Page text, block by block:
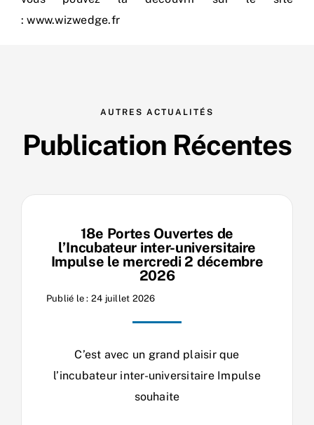
:www.wizwedge.fr
AUTRES ACTUALITÉS
Publication Récentes
18e Portes Ouvertes de
l’Incubateur inter-universitaire
Impulse le mercredi 2 décembre
2026
Publié le : 24 juillet 2026
C’est avec un grand plaisir que
l’incubateur inter-universitaire Impulse
souhaite